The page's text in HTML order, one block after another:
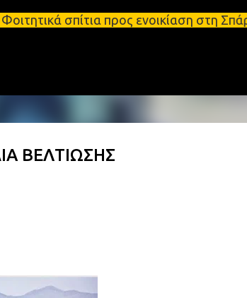
στο κύριο περιεχόμενο
προς ενοικίαση στη Σπάρτη
ΒΕΛΤΙΩΣΗΣ